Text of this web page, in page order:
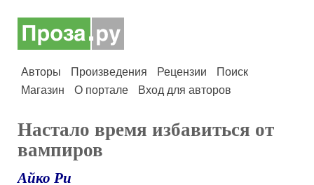
Авторы Произведения Рецензии
Поиск
Магазин
О портале Вход для авторов
Настало время избавиться от
вампиров
Айко Ри